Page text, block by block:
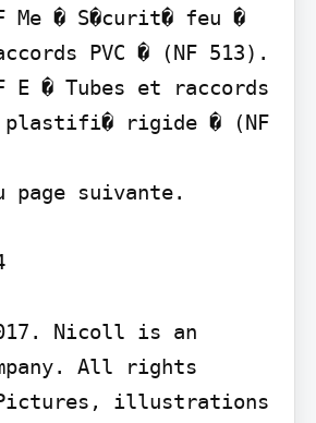
Me � S�curit� feu �
PVC � (NF 513).
E � Tubes et raccords
plastifi� rigide � (NF
page suivante.
Nicoll is an
All rights
illustrations